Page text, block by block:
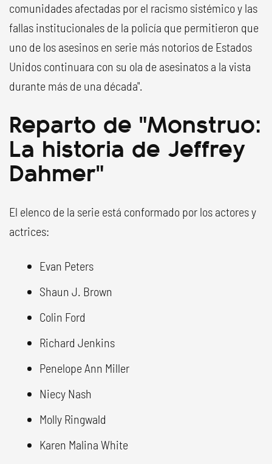
comunidades afectadas por el racismo sistémico y las
fallas institucionales de la policía que permitieron que
uno de los asesinos en serie más notorios de Estados
Unidos continuara con su ola de asesinatos a la vista
durante más de una década".
Reparto de "Monstruo:
La historia de Jeffrey
Dahmer"
El elenco de la serie está conformado por los actores y
actrices:
Evan Peters
Shaun J. Brown
Colin Ford
Richard Jenkins
Penelope Ann Miller
Niecy Nash
Molly Ringwald
Karen Malina White